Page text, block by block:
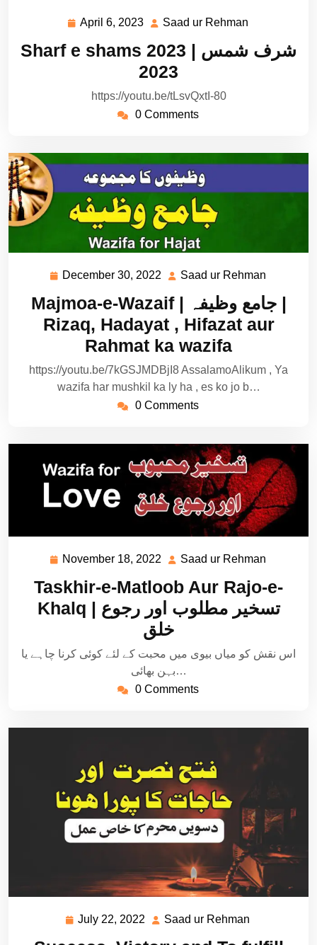
April 6, 2023 April
2023
Saad ur Rehman
Rehman
Sharf e shams 2023 | شرف شمس
2023
https://youtu.be/tLsvQxtI-80
0 Comments
December 30, 2022 December
2022
Saad ur Rehman
Rehman
Majmoa-e-Wazaif | جامع وظیفہ |
Rizaq, Hadayat , Hifazat aur
Rahmat ka wazifa
https://youtu.be/7kGSJMDBjI8 AssalamoAlikum , Ya
wazifa har mushkil ka ly ha , es ko jo b…
0 Comments
November 18, 2022 November
2022
Saad ur Rehman
Rehman
Taskhir-e-Matloob Aur Rajo-e-
Khalq | تسخیر مطلوب اور رجوع
خلق
اس نقش کو میاں بیوی میں محبت کے لئے کوئی کرنا چاہے یا
بہن بھائی…
0 Comments
July 22, 2022
JulySaad ur Rehman